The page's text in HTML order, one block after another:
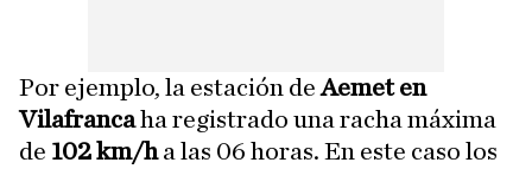
Por ejemplo, la estación deAemet en
Vilafrancaha registrado una racha máxima
de 102 km/ha las 06 horas. En este caso los